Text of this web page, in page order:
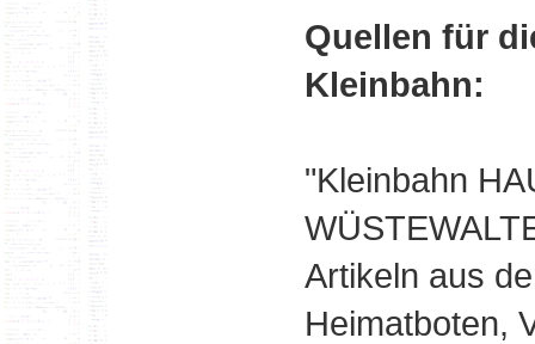
Quellen für
Kleinbahn:
"Kleinbahn
Artikeln aus
Heimatboten,